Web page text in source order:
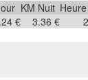
KM Nuit
€ 3.36 €